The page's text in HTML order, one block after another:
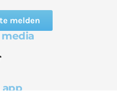
melden
media